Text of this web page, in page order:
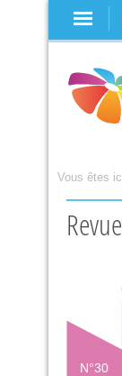
Vous êtes
N°30